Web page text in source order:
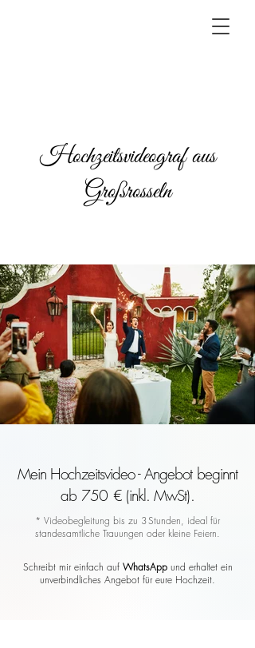
Hochzeitsvideograf aus
Großrosseln
Mein Hochzeitsvideo - Angebot beginnt
ab 750 € (inkl. MwSt).
* Videobegleitung bis zu 3 Stunden, ideal für
standesamtliche Trauungen oder kleine Feiern.
Schreibt mir einfach auf WhatsAppund erhaltet ein
unverbindliches Angebot für eure Hochzeit.